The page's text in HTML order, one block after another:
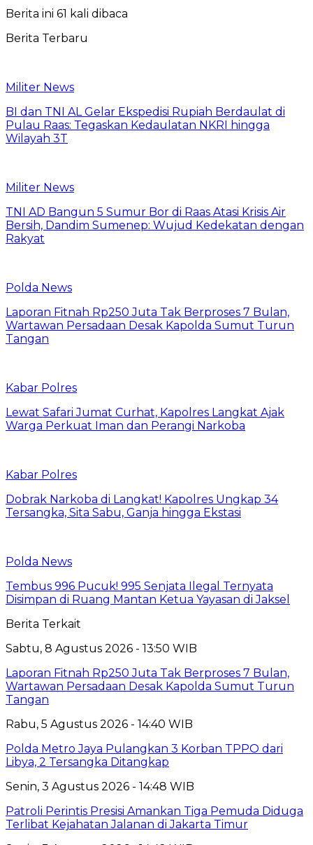
Berita ini 61 kali dibaca
Berita Terbaru
Militer News
BI dan TNI AL Gelar Ekspedisi Rupiah Berdaulat di
Pulau Raas: Tegaskan Kedaulatan NKRI hingga
Wilayah 3T
Militer News
TNI AD Bangun 5 Sumur Bor di Raas Atasi Krisis Air
Bersih, Dandim Sumenep: Wujud Kedekatan dengan
Rakyat
Polda News
Laporan Fitnah Rp250 Juta Tak Berproses 7 Bulan,
Wartawan Persadaan Desak Kapolda Sumut Turun
Tangan
Kabar Polres
Lewat Safari Jumat Curhat, Kapolres Langkat Ajak
Warga Perkuat Iman dan Perangi Narkoba
Kabar Polres
Dobrak Narkoba di Langkat! Kapolres Ungkap 34
Tersangka, Sita Sabu, Ganja hingga Ekstasi
Polda News
Tembus 996 Pucuk! 995 Senjata Ilegal Ternyata
Disimpan di Ruang Mantan Ketua Yayasan di Jaksel
Berita Terkait
Sabtu, 8 Agustus 2026 - 13:50 WIB
Laporan Fitnah Rp250 Juta Tak Berproses 7 Bulan,
Wartawan Persadaan Desak Kapolda Sumut Turun
Tangan
Rabu, 5 Agustus 2026 - 14:40 WIB
Polda Metro Jaya Pulangkan 3 Korban TPPO dari
Libya, 2 Tersangka Ditangkap
Senin, 3 Agustus 2026 - 14:48 WIB
Patroli Perintis Presisi Amankan Tiga Pemuda Diduga
Terlibat Kejahatan Jalanan di Jakarta Timur